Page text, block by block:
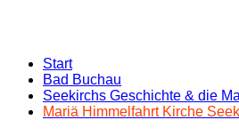
Start
Bad Buchau
Seekirchs Geschichte & die
Mariä Himmelfahrt Kirche